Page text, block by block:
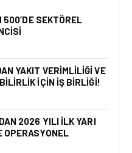
KONTROL
ZIYARET
• 05 AĞU 2026
GERÇEĞE:
SEKTÖREL
YAKIT VERIMLILIĞI VE
IÇIN İŞ BIRLIĞI!
2026 YILI İLK YARI
OPERASYONEL